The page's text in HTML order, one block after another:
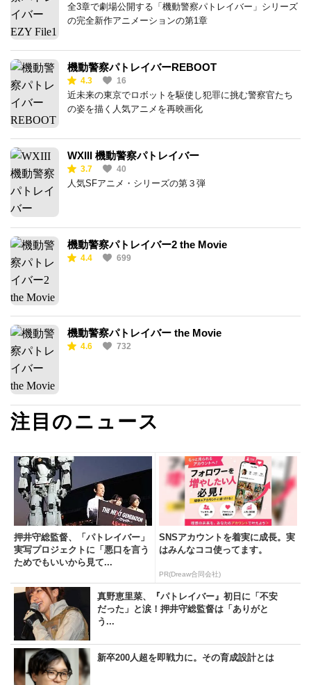
全3章で劇場公開する「機動警察パトレイバー」シリーズ
の完全新作アニメーションの第1章
機動警察パトレイバーREBOOT
4.3 16
近未来の東京でロボットを駆使し犯罪に挑む警察官たち
の姿を描く人気アニメを再映画化
WXIII 機動警察パトレイバー
3.7 40
人気SFアニメ・シリーズの第３弾
機動警察パトレイバー2 the Movie
4.4 699
機動警察パトレイバー the Movie
4.6 732
注目のニュース
押井守総監督、「パトレイバー」
実写プロジェクトに「悪口を言う
ためでもいいから見て...
SNSアカウントを着実に成長。実
はみんなココ使ってます。
PR(Dreaw合同会社)
真野恵里菜、『パトレイバー』初日に「不安
だった」と涙！押井守総監督は「ありがと
う...
新卒200人超を即戦力に。その育成設計とは